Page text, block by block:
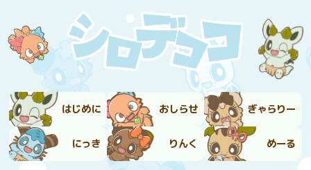
はじめに おしらせ ぎゃらりー
にっき りんく めーる